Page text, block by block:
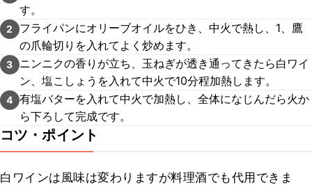
す。
2
フライパンにオリーブオイルをひき、中火で熱し、1、鷹
の爪輪切りを入れてよく炒めます。
3
ニンニクの香りが立ち、玉ねぎが透き通ってきたら白ワイ
ン、塩こしょうを入れて中火で10分程加熱します。
4 有塩バターを入れて中火で加熱し、全体になじんだら火か
ら下ろして完成です。
コツ・ポイント
白ワインは風味は変わりますが料理酒でも代用できま